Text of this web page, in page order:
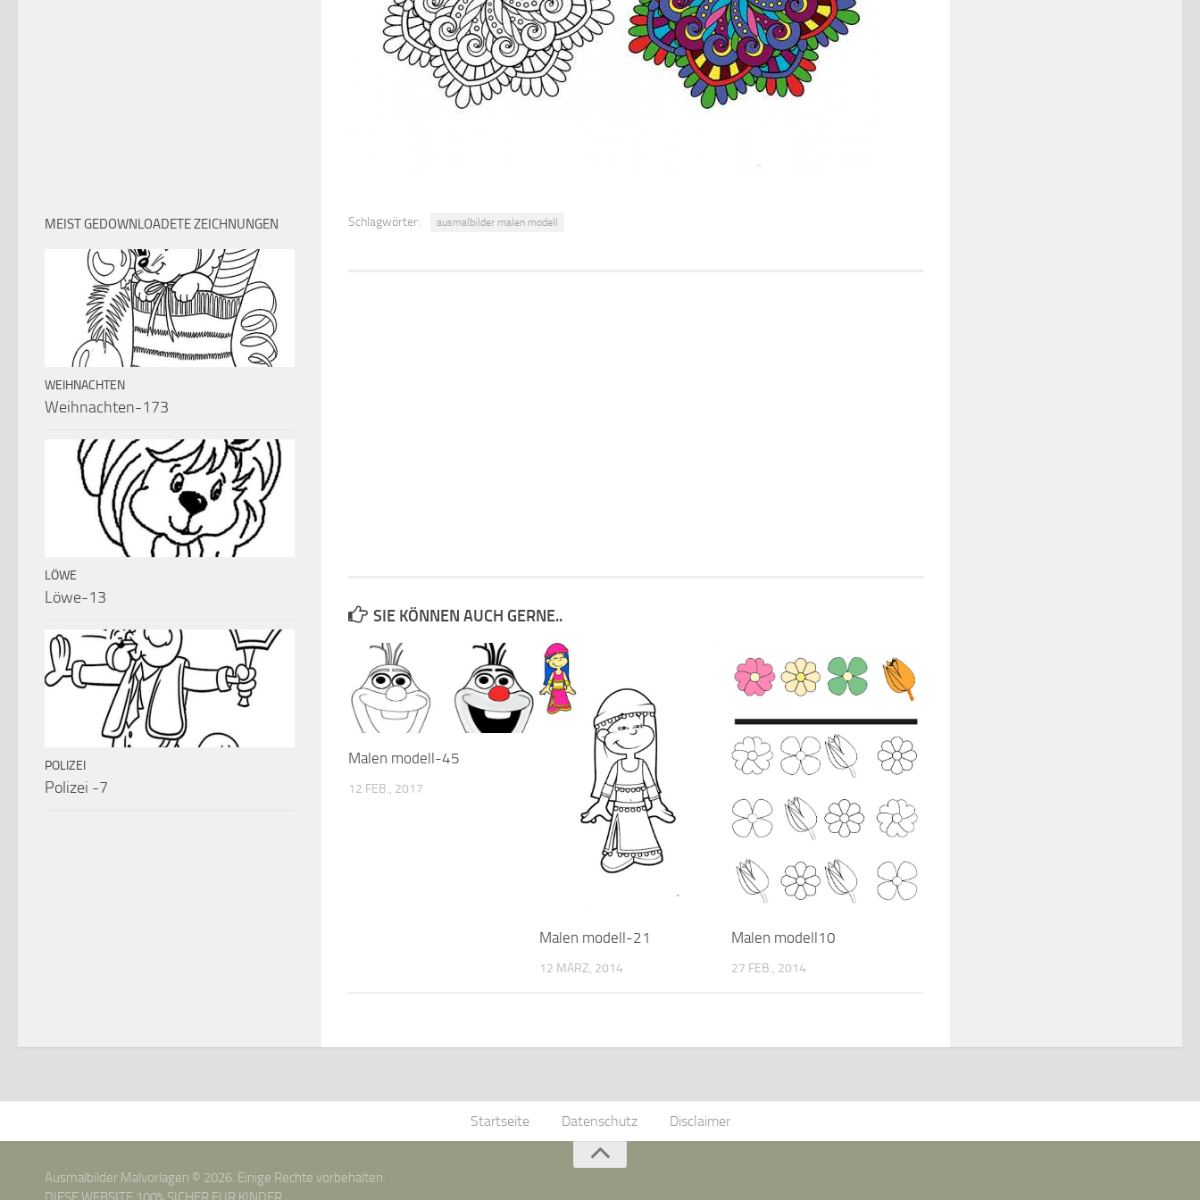
Schlagwörter: ausmalbilder malen modell
SIE KÖNNEN AUCH GERNE..
Malen modell-45
12 FEB., 2017
Malen modell-21
12 MÄRZ, 2014
Malen modell10
27 FEB., 2014
MEIST GEDOWNLOADETE ZEICHNUNGEN
WEIHNACHTEN
Weihnachten-173
LÖWE
Löwe-13
POLIZEI
Polizei -7
Startseite Datenschutz Disclaimer
Ausmalbilder Malvorlagen © 2026. Einige Rechte vorbehalten.